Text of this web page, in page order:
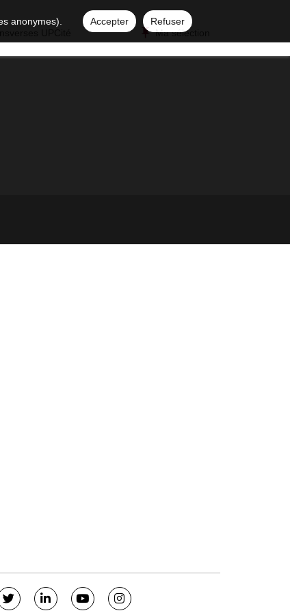
anonymes). Accepter
Refuser
Ma sélection